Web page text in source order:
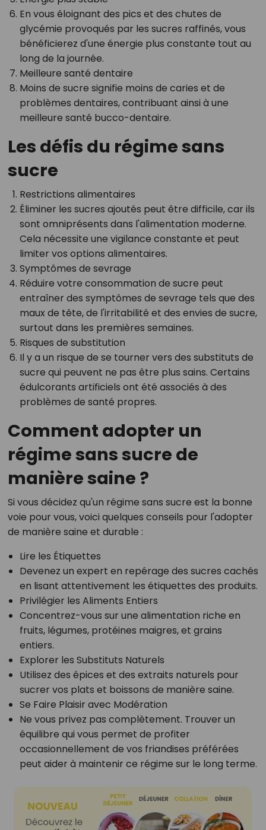
En vous éloignant des pics et des chutes de
glycémie provoqués par les sucres raffinés, vous
bénéficierez d'une énergie plus constante tout au
long de la journée.
Meilleure santé dentaire
Moins de sucre signifie moins de caries et de
problèmes dentaires, contribuant ainsi à une
meilleure santé bucco-dentaire.
Les défis du régime sans
sucre
Restrictions alimentaires
Éliminer les sucres ajoutés peut être difficile, car ils
sont omniprésents dans l'alimentation moderne.
Cela nécessite une vigilance constante et peut
limiter vos options alimentaires.
Symptômes de sevrage
Réduire votre consommation de sucre peut
entraîner des symptômes de sevrage tels que des
maux de tête, de l'irritabilité et des envies de sucre,
surtout dans les premières semaines.
Risques de substitution
Il y a un risque de se tourner vers des substituts de
sucre qui peuvent ne pas être plus sains. Certains
édulcorants artificiels ont été associés à des
problèmes de santé propres.
Comment adopter un
régime sans sucre de
manière saine ?
Si vous décidez qu'un régime sans sucre est la bonne
voie pour vous, voici quelques conseils pour l'adopter
de manière saine et durable :
Lire les Étiquettes
Devenez un expert en repérage des sucres cachés
en lisant attentivement les étiquettes des produits.
Privilégier les Aliments Entiers
Concentrez-vous sur une alimentation riche en
fruits, légumes, protéines maigres, et grains
entiers.
Explorer les Substituts Naturels
Utilisez des épices et des extraits naturels pour
sucrer vos plats et boissons de manière saine.
Se Faire Plaisir avec Modération
Ne vous privez pas complètement. Trouver un
équilibre qui vous permet de profiter
occasionnellement de vos friandises préférées
peut aider à maintenir ce régime sur le long terme.